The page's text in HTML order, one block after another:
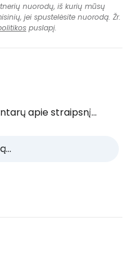
nuorodų, iš kurių mūsų
jei spustelėsite nuorodą. Žr.
puslapį.
apie straipsnį...